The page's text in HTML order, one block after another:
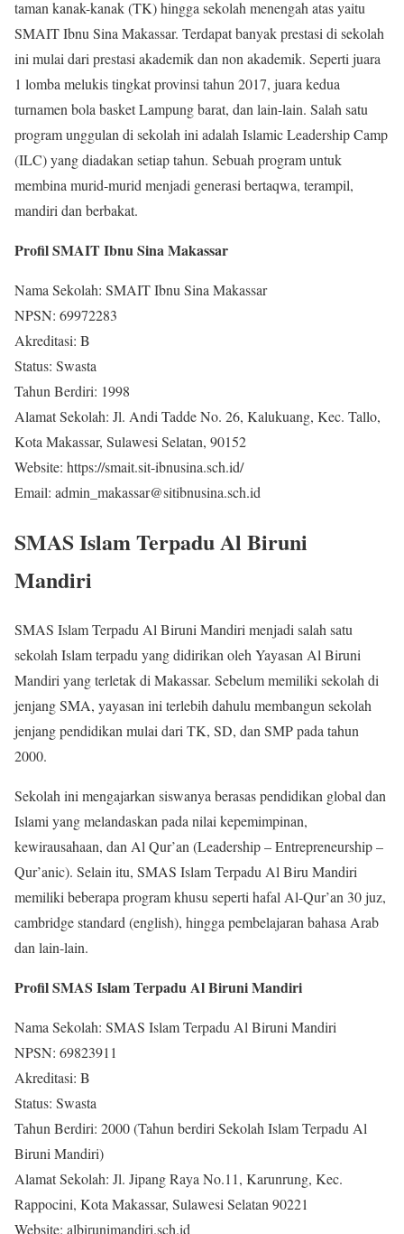
taman kanak-kanak (TK) hingga sekolah menengah atas yaitu
SMAIT Ibnu Sina Makassar. Terdapat banyak prestasi di sekolah
ini mulai dari prestasi akademik dan non akademik. Seperti juara
1 lomba melukis tingkat provinsi tahun 2017, juara kedua
turnamen bola basket Lampung barat, dan lain-lain. Salah satu
program unggulan di sekolah ini adalah Islamic Leadership Camp
(ILC) yang diadakan setiap tahun. Sebuah program untuk
membina murid-murid menjadi generasi bertaqwa, terampil,
mandiri dan berbakat.
Profil SMAIT Ibnu Sina Makassar
Nama Sekolah: SMAIT Ibnu Sina Makassar
NPSN: 69972283
Akreditasi: B
Status: Swasta
Tahun Berdiri: 1998
Alamat Sekolah: Jl. Andi Tadde No. 26, Kalukuang, Kec. Tallo,
Kota Makassar, Sulawesi Selatan, 90152
Website: https://smait.sit-ibnusina.sch.id/
Email: admin_makassar@sitibnusina.sch.id
SMAS Islam Terpadu Al Biruni
Mandiri
SMAS Islam Terpadu Al Biruni Mandiri menjadi salah satu
sekolah Islam terpadu yang didirikan oleh Yayasan Al Biruni
Mandiri yang terletak di Makassar. Sebelum memiliki sekolah di
jenjang SMA, yayasan ini terlebih dahulu membangun sekolah
jenjang pendidikan mulai dari TK, SD, dan SMP pada tahun
2000.
Sekolah ini mengajarkan siswanya berasas pendidikan global dan
Islami yang melandaskan pada nilai kepemimpinan,
kewirausahaan, dan Al Qur’an (Leadership – Entrepreneurship –
Qur’anic). Selain itu, SMAS Islam Terpadu Al Biru Mandiri
memiliki beberapa program khusu seperti hafal Al-Qur’an 30 juz,
cambridge standard (english), hingga pembelajaran bahasa Arab
dan lain-lain.
Profil SMAS Islam Terpadu Al Biruni Mandiri
Nama Sekolah: SMAS Islam Terpadu Al Biruni Mandiri
NPSN: 69823911
Akreditasi: B
Status: Swasta
Tahun Berdiri: 2000 (Tahun berdiri Sekolah Islam Terpadu Al
Biruni Mandiri)
Alamat Sekolah: Jl. Jipang Raya No.11, Karunrung, Kec.
Rappocini, Kota Makassar, Sulawesi Selatan 90221
Website: albirunimandiri.sch.id